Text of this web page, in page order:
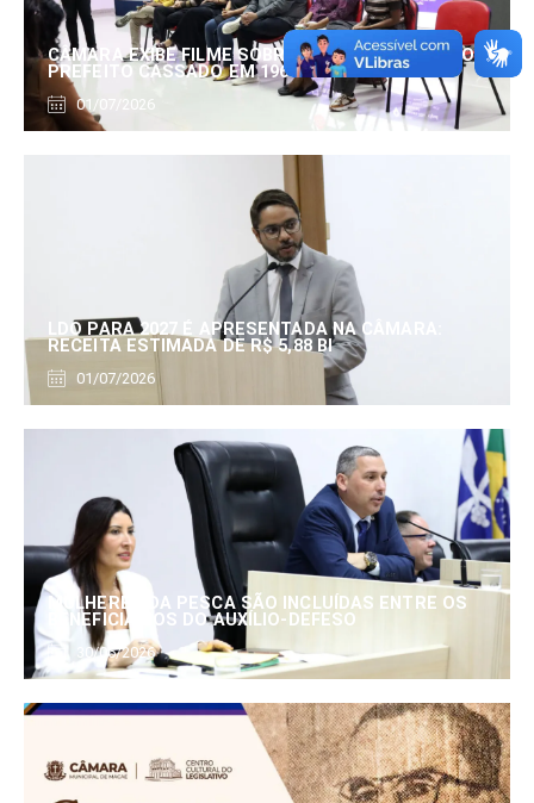
CÂMARA EXIBE FILME SOBRE EDUARDO SERRANO,
PREFEITO CASSADO EM 1960
01/07/2026
LDO PARA 2027 É APRESENTADA NA CÂMARA:
RECEITA ESTIMADA DE R$ 5,88 BI
01/07/2026
MULHERES DA PESCA SÃO INCLUÍDAS ENTRE OS
BENEFICIÁRIOS DO AUXÍLIO-DEFESO
30/06/2026